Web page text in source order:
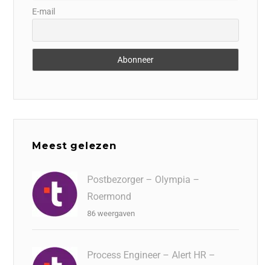
E-mail
Meest gelezen
Postbezorger – Olympia –
Roermond
86 weergaven
Process Engineer – Alert HR –